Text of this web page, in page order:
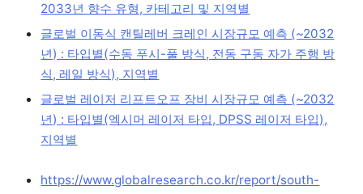
2033년 향수 유형, 카테고리 및 지역별
글로벌 이동식 캔틸레버 크레인 시장규모 예측 (~2032
년) : 타입별(수동 푸시-풀 방식, 전동 구동 자가 주행 방
식, 레일 방식), 지역별
글로벌 레이저 리프트오프 장비 시장규모 예측 (~2032
년) : 타입별(엑시머 레이저 타입, DPSS 레이저 타입),
지역별
https://www.globalresearch.co.kr/report/south-